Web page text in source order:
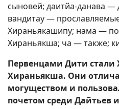
сыновей; даитйа-данава
вандитау —
Хираньякашипу; нама —
Хираньякша; ча — также;
Первенцами Дити
Хираньякша. Они
могуществом и
почетом среди Дайтьев